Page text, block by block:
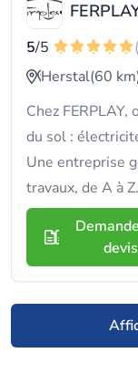
5/5
Herstal(60
Chez
du sol :
Une entreprise
travaux, de A à Z.
devis